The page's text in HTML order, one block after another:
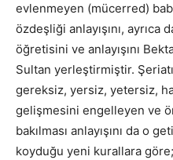
evlenmeyen (mücerred)
özdeşliği anlayışını, ayrıca
öğretisini ve anlayışını
Sultan yerleştirmiştir.
gereksiz, yersiz, yetersiz,
gelişmesini engelleyen ve
bakılması anlayışını da o
koyduğu yeni kurallara